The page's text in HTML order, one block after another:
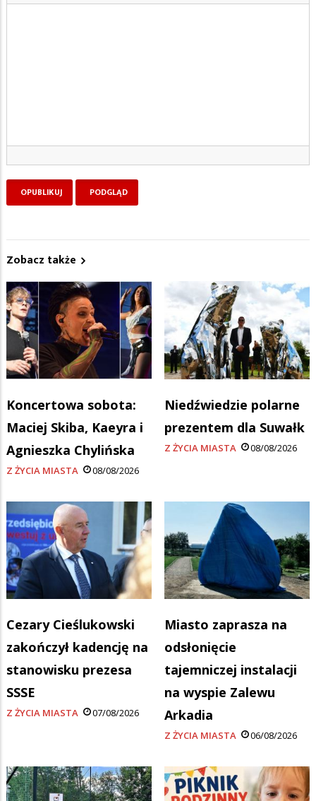
Zobacz także
Koncertowa sobota:
Maciej Skiba, Kaeyra i
Agnieszka Chylińska
Z ŻYCIA MIASTA 08/08/2026
Niedźwiedzie polarne
prezentem dla Suwałk
Z ŻYCIA MIASTA 08/08/2026
Cezary Cieślukowski
zakończył kadencję na
stanowisku prezesa
SSSE
Z ŻYCIA MIASTA 07/08/2026
Miasto zaprasza na
odsłonięcie
tajemniczej instalacji
na wyspie Zalewu
Arkadia
Z ŻYCIA MIASTA 06/08/2026